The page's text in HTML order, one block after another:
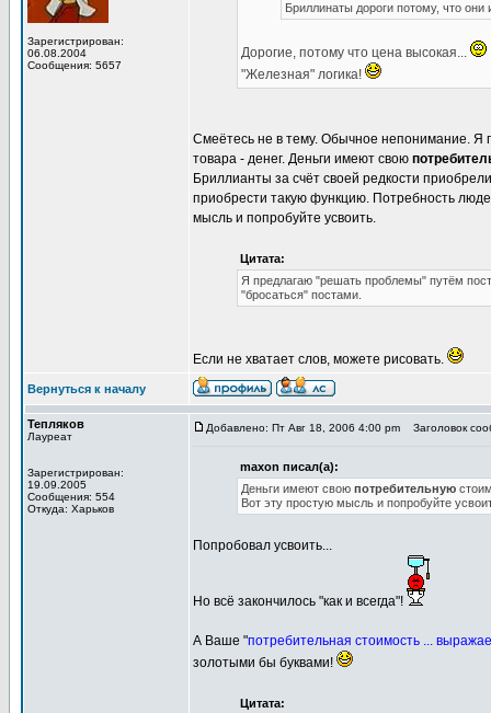
Зарегистрирован:
06.08.2004
Сообщения: 5657
Бриллинаты дороги потому, что
Дорогие, потому что цена высокая...
"Железная" логика!
Смеётесь не в тему. Обычное непонимание. Я
товара - денег. Деньги имеют свою
Бриллианты за счёт своей редкости
приобрести такую функцию. Потребность
мысль и попробуйте усвоить.
Цитата:
Я предлагаю "решать проблемы" путём
"бросаться" постами.
Если не хватает слов, можете рисовать.
Вернуться к началу
Тепляков
Лауреат
Зарегистрирован:
19.09.2005
Сообщения: 554
Откуда: Харьков
Добавлено: Пт Авг 18, 2006 4:00 pm Заголовок
maxon писал(а):
Деньги имеют свою потребительную
Вот эту простую мысль и попробуйте
Попробовал усвоить...
Но всё закончилось "как и всегда"!
А Ваше "потребительная стоимость ...
золотыми бы буквами!
Цитата: